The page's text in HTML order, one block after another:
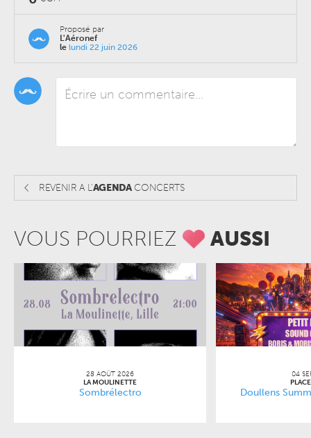
Proposé par
L'Aéronef
le lundi 22 juin 2026
REVENIR A L'AGENDACONCERTS
VOUS POURRIEZ AUSSI
28 AOÛT 2026
LA MOULINETTE
Sombrélectro
04
Doullens